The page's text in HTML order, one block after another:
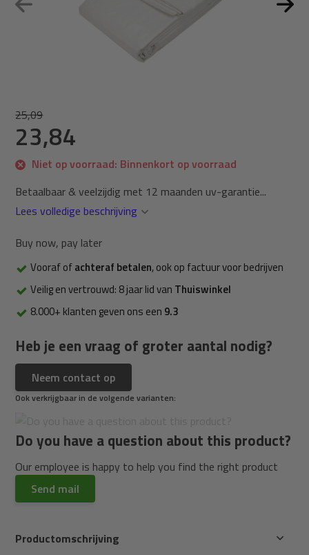
25,09
23,84
Niet op voorraad: Binnenkort op voorraad
Betaalbaar & veelzijdig met 12 maanden uv-garantie...
Lees volledige beschrijving
Buy now, pay later
Vooraf ofachteraf betalen, ook op factuur voor bedrijven
Veilig en vertrouwd: 8 jaar lid van Thuiswinkel
8.000+ klanten geven ons een 9.3
Heb je een vraag of groter aantal nodig?
Neem contact op
Ook verkrijgbaar in de volgende varianten:
Do you have a question about this product?
Our employee is happy to help you find the right product
Send mail
Productomschrijving